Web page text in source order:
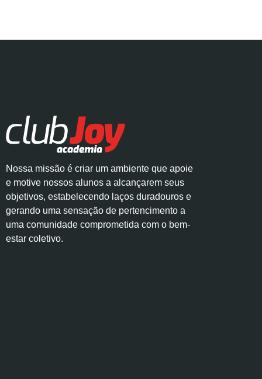
Nossa missão é criar um ambiente que apoie
e motive nossos alunos a alcançarem seus
objetivos, estabelecendo laços duradouros e
gerando uma sensação de pertencimento a
uma comunidade comprometida com o bem-
estar coletivo.